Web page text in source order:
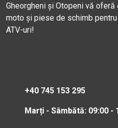
Gheorgheni și Otopeni vă
moto și piese de schimb
ATV-uri!
+40 745 153 295
Marți - Sâmbătă: 09:00 -